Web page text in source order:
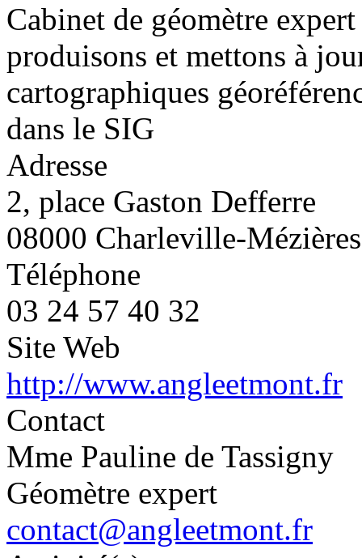
Cabinet de géomètre
produisons et mettons à
cartographiques
dans le SIG
Adresse
2, place Gaston Defferre
08000 Charleville-Mézières
Téléphone
03 24 57 40 32
Site Web
http://www.angleetmont.fr
Contact
Mme Pauline de Tassigny
Géomètre expert
contact@angleetmont.fr